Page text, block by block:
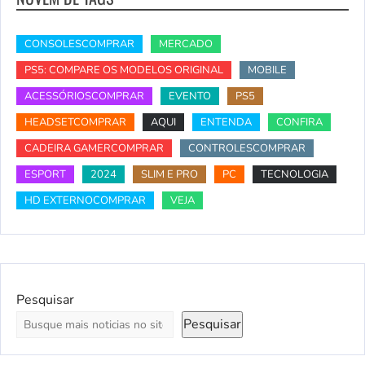
CONSOLESCOMPRAR
MERCADO
PS5: COMPARE OS MODELOS ORIGINAL
MOBILE
ACESSÓRIOSCOMPRAR
EVENTO
PS5
HEADSETCOMPRAR
AQUI ENTENDA
CONFIRA
CADEIRA GAMERCOMPRAR
CONTROLESCOMPRAR
ESPORT
2024 SLIM E PRO PC
TECNOLOGIA
HD EXTERNOCOMPRAR
VEJA
Pesquisar
Pesquisar